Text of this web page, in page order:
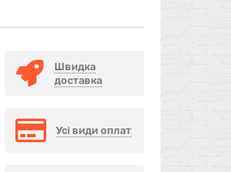
Швидка
доставка
Усі види оплат